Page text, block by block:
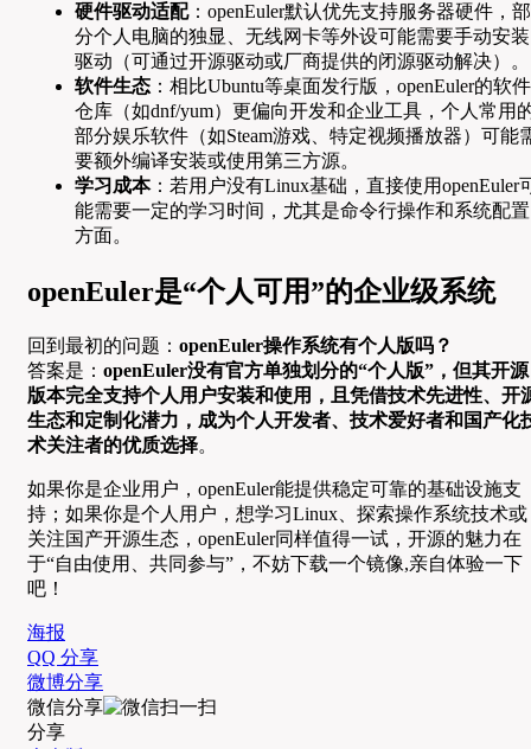
硬件驱动适配：openEuler默认优先支持服务器硬件，部
分个人电脑的独显、无线网卡等外设可能需要手动安装
驱动（可通过开源驱动或厂商提供的闭源驱动解决）。
软件生态 ：相比Ubuntu等桌面发行版，openEuler的软件
仓库（如dnf/yum）更偏向开发和企业工具，个人常用
部分娱乐软件（如Steam游戏、特定视频播放器）可能
要额外编译安装或使用第三方源。
学习成本：若用户没有Linux基础，直接使用openEuler
能需要一定的学习时间，尤其是命令行操作和系统配置
方面。
openEuler是“个人可用”的企业级系统
回到最初的问题： openEuler操作系统有个人版吗？
答案是： openEuler没有官方单独划分的“个人版”，但其开源
版本完全支持个人用户安装和使用，且凭借技术先进性、开
生态和定制化潜力，成为个人开发者、技术爱好者和国产化
术关注者的优质选择。
如果你是企业用户，openEuler能提供稳定可靠的基础设施支
持；如果你是个人用户，想学习Linux、探索操作系统技术或
关注国产开源生态，openEuler同样值得一试，开源的魅力在
于“自由使用、共同参与”，不妨下载一个镜像,亲自体验一下
吧！
海报
QQ 分享
微博分享
微信分享
分享